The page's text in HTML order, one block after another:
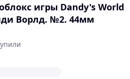
игры Dandy's World
Ворлд. №2. 44мм